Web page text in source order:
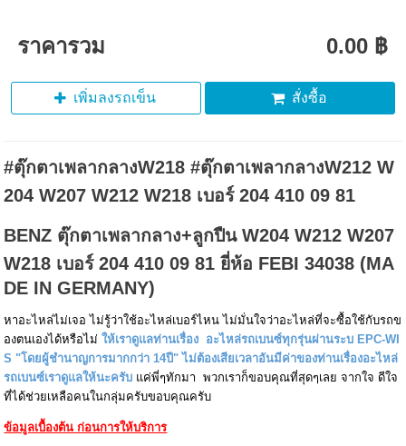
ราคารวม 0.00 ฿
เพิ่มลงรถเข็น สั่งซื้อ
#ตุ๊กตาเพลากลางW218 #ตุ๊กตาเพลากลางW212 W
204 W207 W212 W218 เบอร์ 204 410 09 81
BENZ ตุ๊กตาเพลากลาง+ลูกปืน W204 W212 W207
W218 เบอร์ 204 410 09 81 ยี่ห้อ FEBI 34038 (MA
DE IN GERMANY)
หาอะไหล่ไม่เจอ ไม่รู้ว่าใช้อะไหล่เบอร์ไหน ไม่มั่นใจว่าอะไหล่ที่จะซื้อใช้กับรถข
องตนเองได้หรือไม่ให้เราดูแลท่านเรื่อง อะไหล่รถเบนซ์ทุกรุ่นผ่านระบ EPC-WI
S "โดยผู้ชำนาญการมากกว่า 14ปี" ไม่ต้องเสียเวลาอันมีค่าของท่านเรื่องอะไหล่
รถเบนซ์เราดูแลให้นะครับ แค่พี่ๆทักมา พวกเราก็ขอบคุณที่สุดๆเลย จากใจ ดีใจ
ที่ได้ช่วยเหลือคนในกลุ่มครับขอบคุณครับ
ข้อมูลเบื้องต้น ก่อนการให้บริการ